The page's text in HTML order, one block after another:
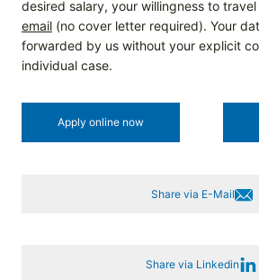
desired salary, your willingness to
email (no cover letter required). Your
forwarded by us without your explicit
individual case.
Apply online now
Share via E-Mail
Share via Linkedin